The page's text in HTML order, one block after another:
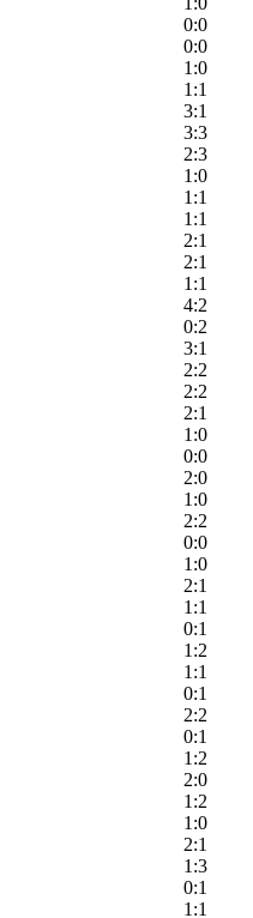
0:0
0:0
1:0
1:1
3:1
3:3
2:3
1:0
1:1
1:1
2:1
2:1
1:1
4:2
0:2
3:1
2:2
2:2
2:1
1:0
0:0
2:0
1:0
2:2
0:0
1:0
2:1
1:1
0:1
1:2
1:1
0:1
2:2
0:1
1:2
2:0
1:2
1:0
2:1
1:3
0:1
1:1